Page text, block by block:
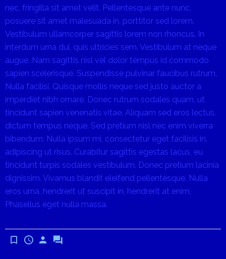
nec, fringilla sit amet velit. Pellentesque ante nunc,
posuere sit amet malesuada in, porttitor sed lorem.
Vestibulum ullamcorper sagittis lorem non rhoncus. In
interdum urna dui, quis ultricies sem. Vestibulum at neque
augue. Nam sagittis nisl vel dolor tempus id commodo
sapien scelerisque. Suspendisse pulvinar faucibus rutrum.
Nulla facilisi. Quisque mollis neque sed justo auctor a
imperdiet nibh ornare. Donec rutrum sodales quam, ut
tincidunt sapien venenatis vitae. Aliquam sed eros lectus,
dictum tempus neque. Sed pretium nisl nec enim viverra
bibendum. Nulla ipsum mi, consectetur eget facilisis in,
adipiscing ut risus. Curabitur sagittis egestas lacus, eu
tincidunt turpis sodales vestibulum. Donec pretium lacinia
dignissim. Vivamus blandit eleifend pellentesque. Nulla
eros urna, hendrerit ut suscipit in, hendrerit at enim.
Phasellus eget nulla massa.